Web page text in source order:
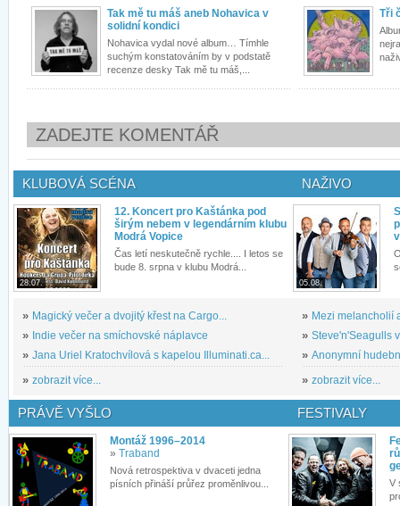
Tak mě tu máš aneb Nohavica v
solidní kondici
Nohavica vydal nové album… Tímhle
suchým konstatováním by v podstatě
recenze desky Tak mě tu máš,...
Tři
ZADEJTE KOMENTÁŘ
KLUBOVÁ SCÉNA
28.07.
12. Koncert pro Kaštánka pod
širým nebem v legendárním klubu
Modrá Vopice
Čas letí neskutečně rychle.... I letos se
bude 8. srpna v klubu Modrá...
» Magický večer a dvojitý křest na Cargo...
» Indie večer na smíchovské náplavce
» Jana Uriel Kratochvílová s kapelou Illuminati.ca...
» zobrazit více...
NAŽIVO
05.08.
» Mezi melancholií
» Steve'n'Seagulls
» Anonymní
» zobrazit více...
PRÁVĚ VYŠLO
Montáž 1996–2014
» Traband
Nová retrospektiva v dvaceti jedna
písních přináší průřez proměnlivou...
FESTIVALY
V